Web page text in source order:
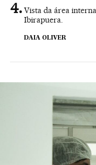
Vista da área
Ibirapuera.
DAIA OLIVER